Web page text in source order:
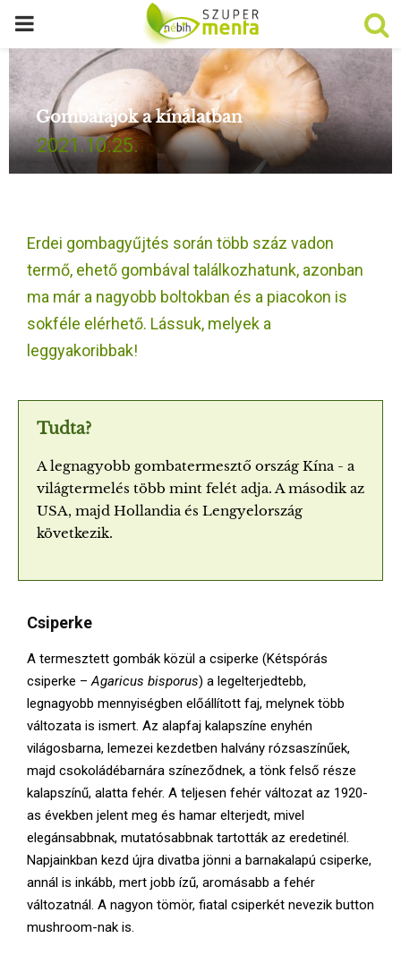
P
R
I
M
R
M
Gombafajok a kínálatban
2021.10.25.
Erdei gombagyűjtés során több száz vadon
termő, ehető gombával találkozhatunk, azonban
ma már a nagyobb boltokban és a piacokon is
sokféle elérhető. Lássuk, melyek a
leggyakoribbak!
Tudta?
A legnagyobb gombatermesztő ország Kína - a
világtermelés több mint felét adja. A második az
USA, majd Hollandia és Lengyelország
következik.
Csiperke
A termesztett gombák közül a csiperke (Kétspórás
csiperke – Agaricus bisporus) a legelterjedtebb,
legnagyobb mennyiségben előállított faj, melynek több
változata is ismert. Az alapfaj kalapszíne enyhén
világosbarna, lemezei kezdetben halvány rózsaszínűek,
majd csokoládébarnára színeződnek, a tönk felső része
kalapszínű, alatta fehér. A teljesen fehér változat az 1920-
as években jelent meg és hamar elterjedt, mivel
elegánsabbnak, mutatósabbnak tartották az eredetinél.
Napjainkban kezd újra divatba jönni a barnakalapú csiperke,
annál is inkább, mert jobb ízű, aromásabb a fehér
változatnál. A nagyon tömör, fiatal csiperkét nevezik button
mushroom-nak is.